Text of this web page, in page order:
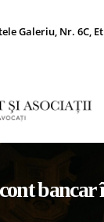
Galeriu, Nr. 6C,